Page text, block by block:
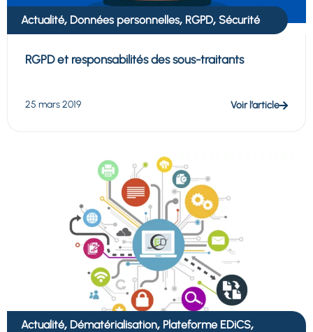
Actualité, Données personnelles, RGPD, Sécurité
RGPD et responsabilités des sous-traitants
25 mars 2019 Voir l’article
Actualité, Dématérialisation, Plateforme EDiCS,